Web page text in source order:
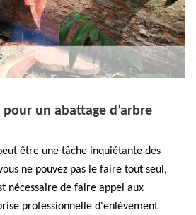
pour un abattage d’arbre
être une tâche inquiétante des
ne pouvez pas le faire tout seul,
nécessaire de faire appel aux
professionnelle d'enlèvement